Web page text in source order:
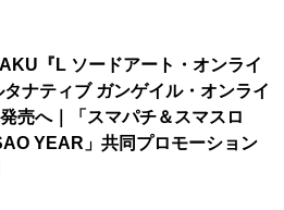
『L ソードアート・オンライ
タナティブ ガンゲイル・オンライ
売へ｜「スマパチ＆スマスロ
YEAR」共同プロモーション